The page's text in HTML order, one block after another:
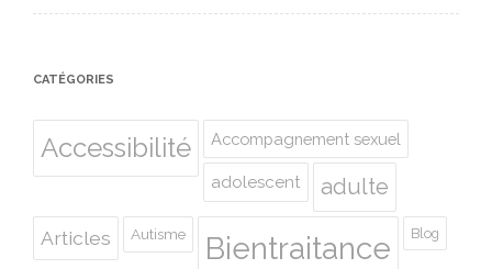
CATÉGORIES
Accessibilité Accompagnement sexuel
adolescent adulte
Articles Autisme Bientraitance Blog